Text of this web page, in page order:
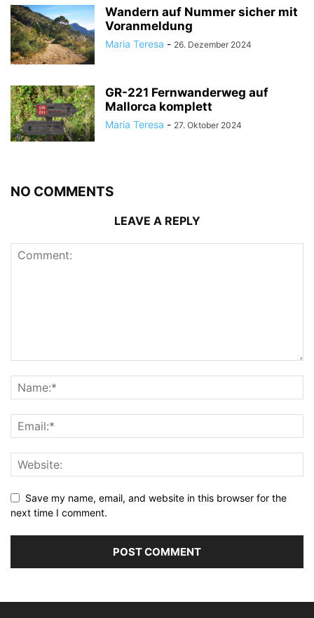
Wandern auf Nummer sicher mit
Voranmeldung
Maria Teresa - 26. Dezember 2024
GR-221 Fernwanderweg auf
Mallorca komplett
Maria Teresa - 27. Oktober 2024
NO COMMENTS
LEAVE A REPLY
Save my name, email, and website in this browser for the
next time I comment.